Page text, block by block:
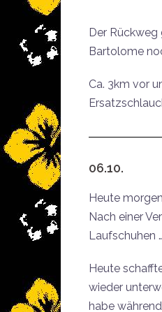
Der
Bartolome
Ca. 3km vor
06.10.
Heute
Nach einer
Laufschuhen …
Heute
wieder
habe